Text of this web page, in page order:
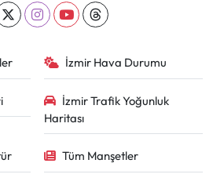
İzmir Hava Durumu
İzmir Trafik Yoğunluk
Haritası
Tüm Manşetler